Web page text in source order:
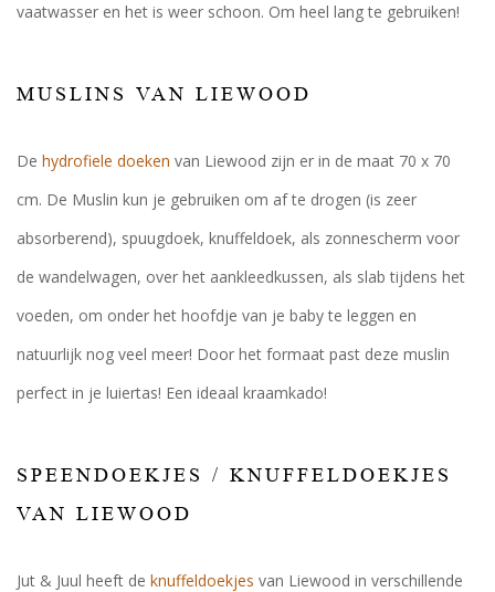
vaatwasser en het is weer schoon. Om heel lang te gebruiken!
MUSLINS VAN LIEWOOD
De hydrofiele doeken van Liewood zijn er in de maat 70 x 70
cm. De Muslin kun je gebruiken om af te drogen (is zeer
absorberend), spuugdoek, knuffeldoek, als zonnescherm voor
de wandelwagen, over het aankleedkussen, als slab tijdens het
voeden, om onder het hoofdje van je baby te leggen en
natuurlijk nog veel meer! Door het formaat past deze muslin
perfect in je luiertas! Een ideaal kraamkado!
SPEENDOEKJES / KNUFFELDOEKJES
VAN LIEWOOD
Jut & Juul heeft de knuffeldoekjes van Liewood in verschillende